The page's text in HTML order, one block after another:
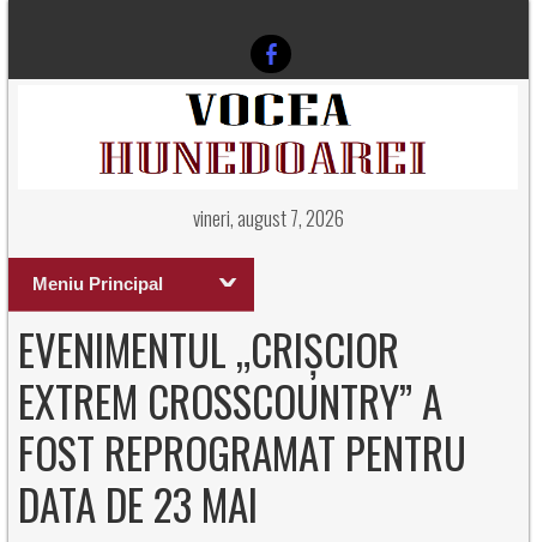
vineri, august 7, 2026
Meniu Principal
EVENIMENTUL „CRIȘCIOR
EXTREM CROSSCOUNTRY” A
FOST REPROGRAMAT PENTRU
DATA DE 23 MAI